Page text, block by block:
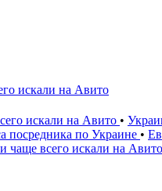
искали на Авито
искали на Авито •
посредника по Украине •
чаще всего искали на Авито